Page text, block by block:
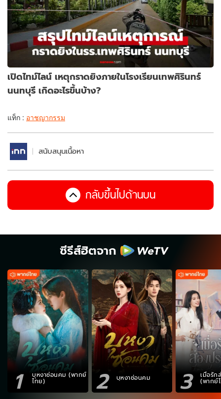
เปิดไทม์ไลน์ เหตุกราดยิงภายในโรงเรียนเทพศิรินทร์
นนทบุรี เกิดอะไรขึ้นบ้าง?
แท็ก : อาชญากรรม
สนับสนุนเนื้อหา
กลับขึ้นไปด้านบน
ซีรีส์ฮิตจาก
1 บุหงาซ่อนคม (พากย์
ไทย) 2 บุหงาซ่อนคม 3 เมื่อรัก
(พากย์